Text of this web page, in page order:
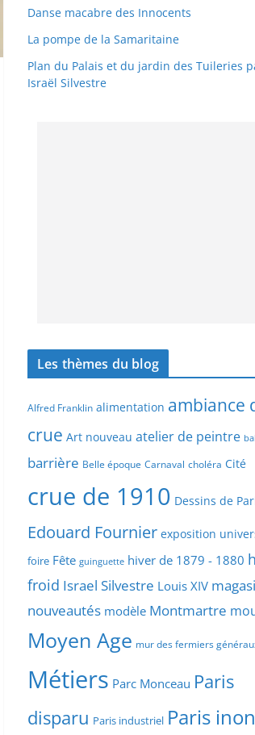
Danse macabre des Innocents
La pompe de la Samaritaine
Plan du Palais et du jardin des Tuileries
Israël Silvestre
Les thèmes du blog
Alfred Franklin alimentation ambiance
crue Art nouveau atelier de peintre bal
barrière Belle époque Carnaval choléra Cité
crue de 1910 Dessins de
Edouard Fournier exposition
foire Fête guinguette hiver de 1879 - 1880
froid Israel Silvestre Louis XIV
nouveautés modèle Montmartre
Moyen Age mur des fermiers
Métiers Parc Monceau Paris
disparu Paris industriel Paris